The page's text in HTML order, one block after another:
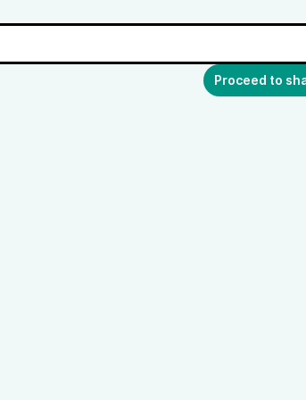
Proceed to